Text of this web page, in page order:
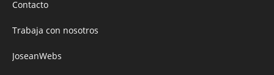
Contacto
Trabaja con nosotros
JoseanWebs